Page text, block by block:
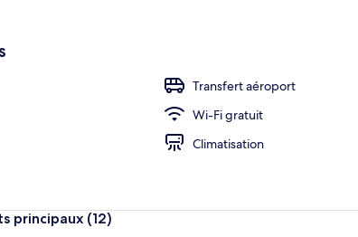
Transfert aéroport
Wi-Fi gratuit
Climatisation
principaux (12)